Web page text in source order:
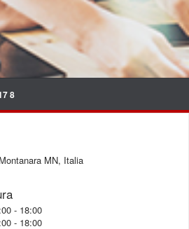
8
MN, Italia
- 18:00
- 18:00